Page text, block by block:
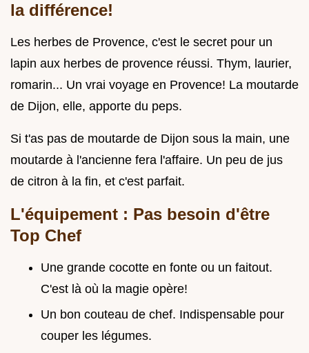
la différence!
Les herbes de Provence, c'est le secret pour un
lapin aux herbes de provence réussi. Thym, laurier,
romarin... Un vrai voyage en Provence! La moutarde
de Dijon, elle, apporte du peps.
Si t'as pas de moutarde de Dijon sous la main, une
moutarde à l'ancienne fera l'affaire. Un peu de jus
de citron à la fin, et c'est parfait.
L'équipement : Pas besoin d'être
Top Chef
Une grande cocotte en fonte ou un faitout.
C'est là où la magie opère!
Un bon couteau de chef. Indispensable pour
couper les légumes.